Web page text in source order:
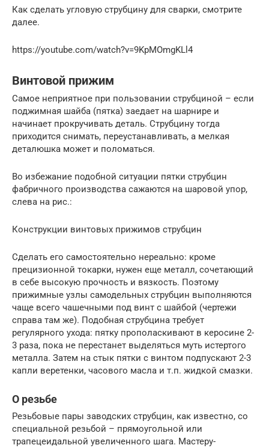
Как сделать угловую струбцину для сварки, смотрите
далее.
https://youtube.com/watch?v=9KpMOmgKLl4
Винтовой прижим
Самое неприятное при пользовании струбциной – если
поджимная шайба (пятка) заедает на шарнире и
начинает прокручивать деталь. Струбцину тогда
приходится снимать, переустанавливать, а мелкая
деталюшка может и поломаться.
Во избежание подобной ситуации пятки струбцин
фабричного производства сажаются на шаровой упор,
слева на рис.:
Конструкции винтовых прижимов струбцин
Сделать его самостоятельно нереально: кроме
прецизионной токарки, нужен еще металл, сочетающий
в себе высокую прочность и вязкость. Поэтому
прижимные узлы самодельных струбцин выполняются
чаще всего чашечными под винт с шайбой (чертежи
справа там же). Подобная струбцина требует
регулярного ухода: пятку прополаскивают в керосине 2-
3 раза, пока не перестанет выделяться муть истертого
металла. Затем на стык пятки с винтом подпускают 2-3
капли веретенки, часового масла и т.п. жидкой смазки.
О резьбе
Резьбовые пары заводских струбцин, как известно, со
специальной резьбой – прямоугольной или
трапецеидальной увеличенного шага. Мастеру-